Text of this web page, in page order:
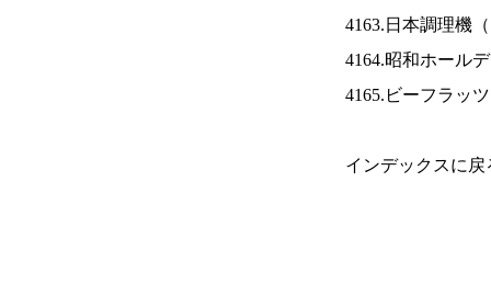
4163.日本調理機（
4164.昭和ホール
4165.ビーフラッ
インデックスに戻